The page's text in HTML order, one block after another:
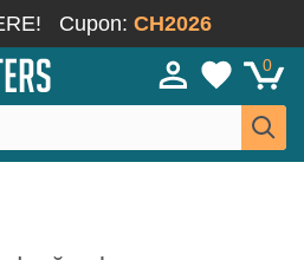
Cupon: CH2026
0